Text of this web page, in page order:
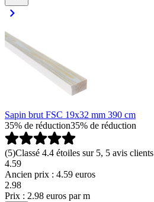
Sapin brut FSC 19x32 mm 390 cm
35% de réduction35% de réduction
(5)Classé 4.4 étoiles sur 5, 5 avis clients
4.59
Ancien prix : 4.59 euros
2.98
Prix : 2.98 euros par m